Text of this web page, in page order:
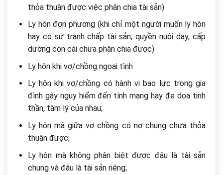
thỏa thuận được việc phân chia tài sản)
Ly hôn đơn phương (khi chỉ một người muốn ly hôn
hay có sự tranh chấp tài sản, quyền nuôi dạy, cấp
dưỡng con cái chưa phân chia được)
Ly hôn khi vợ/chồng ngoại tình
Ly hôn khi vợ/chồng có hành vi bạo lực trong gia
đình gây nguy hiểm đến tính mạng hay đe dọa tinh
thần, tâm lý của nhau;
Ly hôn mà giữa vợ chồng có nợ chung chưa thỏa
thuận được;
Ly hôn mà không phân biệt được đâu là tài sản
chung và đâu là tài sản riêng;